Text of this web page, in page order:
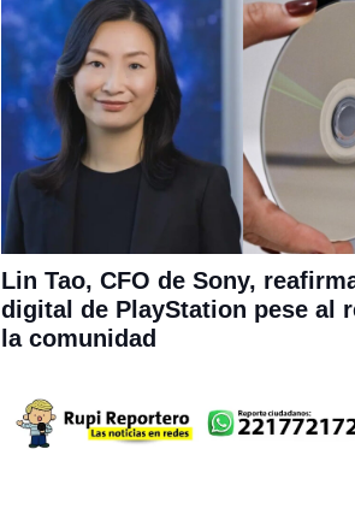
Lin Tao, CFO de Sony,
digital de PlayStation pese al
la comunidad